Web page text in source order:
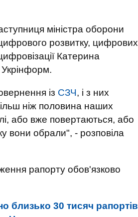
міністра оборони
розвитку, цифрових
Катерина
із СЗЧ, і з них
ніж половина наших
або вже повертаються, або
вони обрали", - розповіла
рапорту обов'язково
близько 30 тисяч рапортів